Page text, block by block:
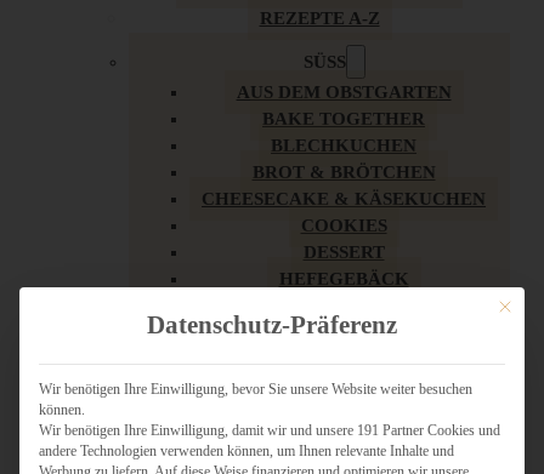
REZEPTE A-Z
SÜSS
AUS DEM OBSTGARTEN
BAKE TOGETHER
BLECHKUCHEN
BROT & BRÖTCHEN
CHEESECAKE & KÄSEKUCHEN
COOKIES
DESSERT
HEFEGEBÄCK
KUCHEN
LOW CARB & GESÜNDER
MY AMERICAN BAKERY
SCHOKOLADIGES
SÜSSES HAUPTGERICHT
Mit
Datenschutz-Präferenz
Wir benötigen Ihre Einwilligung, bevor Sie unsere Website weiter besuchen
können.
Wir benötigen Ihre Einwilligung, damit wir und unsere 191 Partner Cookies und
andere Technologien verwenden können, um Ihnen relevante Inhalte und